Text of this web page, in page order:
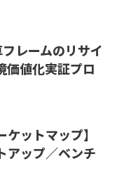
レームのリサイ
価値化実証プロ
ケットマップ】
アップ／ベンチ